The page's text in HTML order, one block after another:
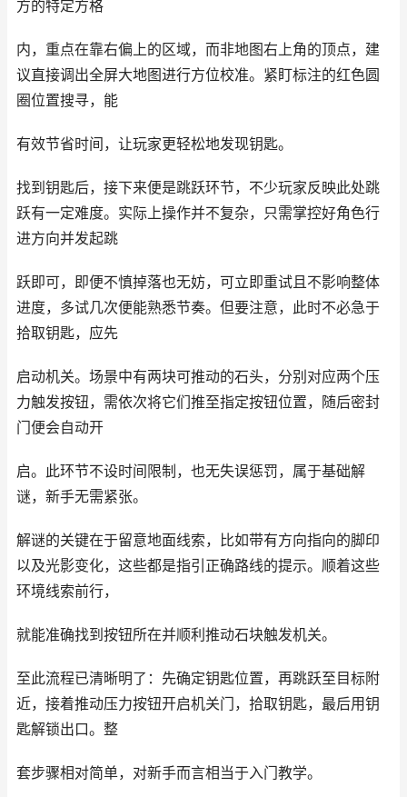
方的特定方格
内，重点在靠右偏上的区域，而非地图右上角的顶点，建
议直接调出全屏大地图进行方位校准。紧盯标注的红色圆
圈位置搜寻，能
有效节省时间，让玩家更轻松地发现钥匙。
找到钥匙后，接下来便是跳跃环节，不少玩家反映此处跳
跃有一定难度。实际上操作并不复杂，只需掌控好角色行
进方向并发起跳
跃即可，即便不慎掉落也无妨，可立即重试且不影响整体
进度，多试几次便能熟悉节奏。但要注意，此时不必急于
拾取钥匙，应先
启动机关。场景中有两块可推动的石头，分别对应两个压
力触发按钮，需依次将它们推至指定按钮位置，随后密封
门便会自动开
启。此环节不设时间限制，也无失误惩罚，属于基础解
谜，新手无需紧张。
解谜的关键在于留意地面线索，比如带有方向指向的脚印
以及光影变化，这些都是指引正确路线的提示。顺着这些
环境线索前行，
就能准确找到按钮所在并顺利推动石块触发机关。
至此流程已清晰明了：先确定钥匙位置，再跳跃至目标附
近，接着推动压力按钮开启机关门，拾取钥匙，最后用钥
匙解锁出口。整
套步骤相对简单，对新手而言相当于入门教学。